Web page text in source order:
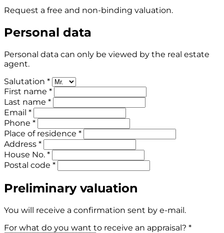
Request a free and non-binding valuation.
Personal data
Personal data can only be viewed by the real estate
agent.
Salutation *
First name *
Last name *
Email *
Phone *
Place of residence *
Address *
House No. *
Postal code *
Preliminary valuation
You will receive a confirmation sent by e-mail.
For what do you want to receive an appraisal? *